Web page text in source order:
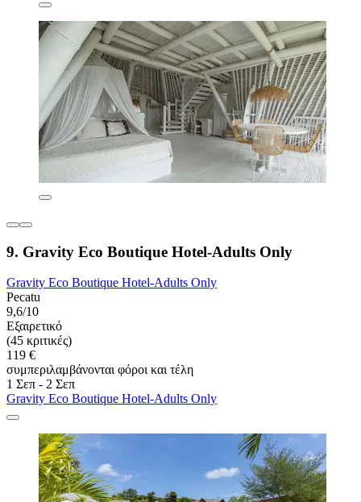
9. Gravity Eco Boutique Hotel-Adults Only
Gravity Eco Boutique Hotel-Adults Only
Pecatu
9,6/10
Εξαιρετικό
(45 κριτικές)
119 €
συμπεριλαμβάνονται φόροι και τέλη
1 Σεπ - 2 Σεπ
Gravity Eco Boutique Hotel-Adults Only